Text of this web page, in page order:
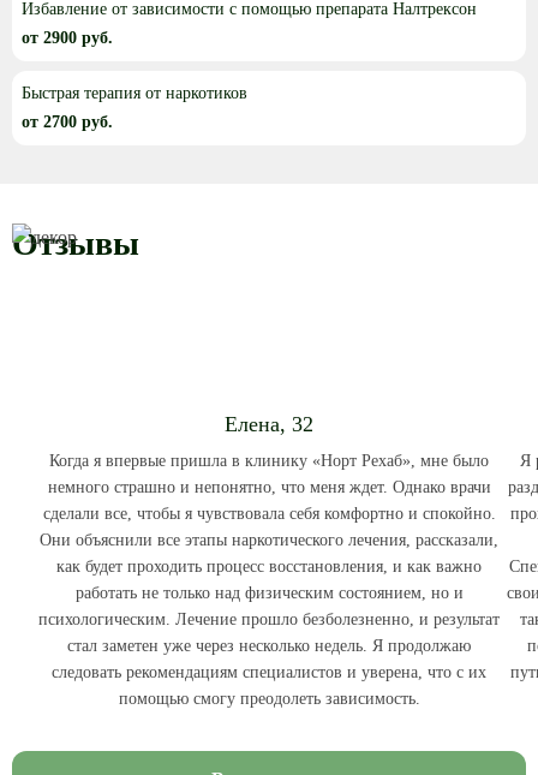
Избавление от зависимости с помощью препарата Налтрексон
от 2900 руб.
Быстрая терапия от наркотиков
от 2700 руб.
Отзывы
Елена, 32
Когда я впервые пришла в клинику «Норт Рехаб», мне было
немного страшно и непонятно, что меня ждет. Однако врачи
сделали все, чтобы я чувствовала себя комфортно и спокойно.
Они объяснили все этапы наркотического лечения, рассказали,
как будет проходить процесс восстановления, и как важно
работать не только над физическим состоянием, но и
психологическим. Лечение прошло безболезненно, и результат
стал заметен уже через несколько недель. Я продолжаю
следовать рекомендациям специалистов и уверена, что с их
помощью смогу преодолеть зависимость.
Я